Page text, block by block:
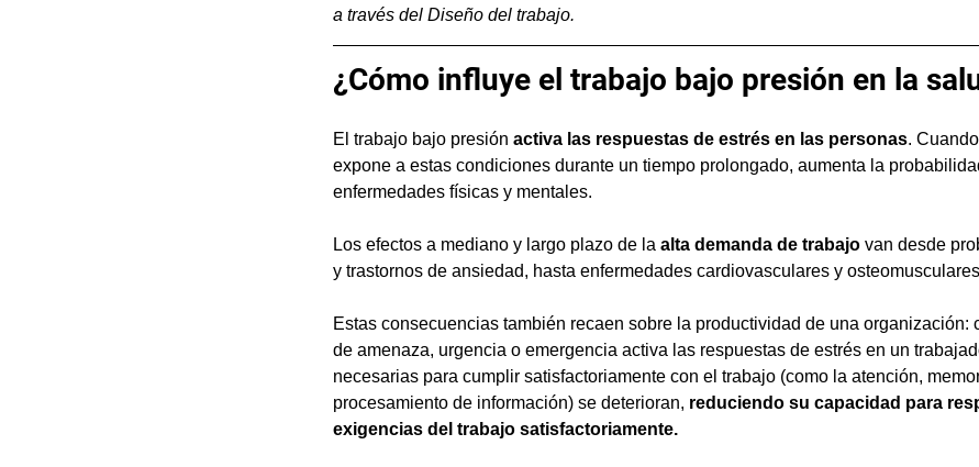
a través del Diseño del trabajo.
¿Cómo influye el trabajo bajo presión en la
El trabajo bajo presión activa las respuestas de estrés en las personas.
expone a estas condiciones durante un tiempo prolongado, aumenta la
enfermedades físicas y mentales.
Los efectos a mediano y largo plazo de la alta demanda de trabajo van desde
y trastornos de ansiedad, hasta enfermedades cardiovasculares y
Estas consecuencias también recaen sobre la productividad de una organización:
de amenaza, urgencia o emergencia activa las respuestas de estrés en un
necesarias para cumplir satisfactoriamente con el trabajo (como la atención,
procesamiento de información) se deterioran, reduciendo su capacidad para
exigencias del trabajo satisfactoriamente.